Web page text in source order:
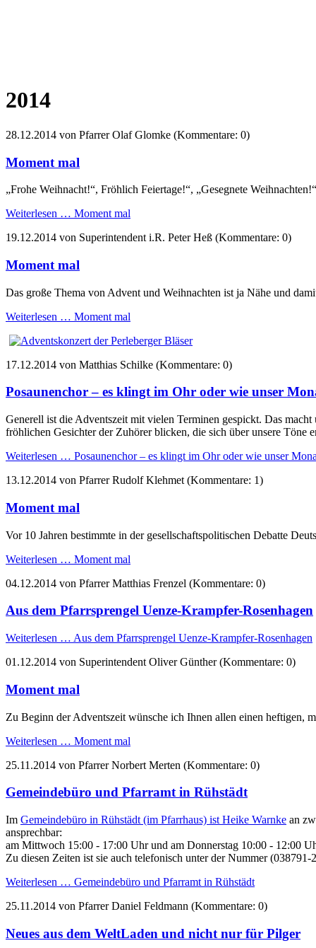
2014
28.12.2014 von Pfarrer Olaf Glomke (Kommentare: 0)
Moment mal
„Frohe Weihnacht!“, Fröhlich Feiertage!“, „Gesegnete
Weiterlesen … Moment mal
19.12.2014 von Superintendent i.R. Peter Heß (Kommentare: 0)
Moment mal
Das große Thema von Advent und Weihnachten ist ja Nähe und
Weiterlesen … Moment mal
17.12.2014 von Matthias Schilke (Kommentare: 0)
Posaunenchor – es klingt im Ohr oder wie unser
Generell ist die Adventszeit mit vielen Terminen gespickt. Das
fröhlichen Gesichter der Zuhörer blicken, die sich über unsere Töne
Weiterlesen … Posaunenchor – es klingt im Ohr oder wie unser
13.12.2014 von Pfarrer Rudolf Klehmet (Kommentare: 1)
Moment mal
Vor 10 Jahren bestimmte in der gesellschaftspolitischen Debatte
Weiterlesen … Moment mal
04.12.2014 von Pfarrer Matthias Frenzel (Kommentare: 0)
Aus dem Pfarrsprengel Uenze-Krampfer-Rosenhagen
Weiterlesen … Aus dem Pfarrsprengel Uenze-Krampfer-Rosenhagen
01.12.2014 von Superintendent Oliver Günther (Kommentare: 0)
Moment mal
Zu Beginn der Adventszeit wünsche ich Ihnen allen einen heftigen,
Weiterlesen … Moment mal
25.11.2014 von Pfarrer Norbert Merten (Kommentare: 0)
Gemeindebüro und Pfarramt in Rühstädt
Im Gemeindebüro in Rühstädt (im Pfarrhaus) ist Heike Warnke an
ansprechbar:
am Mittwoch 15:00 - 17:00 Uhr und am Donnerstag 10:00 - 12:00
Zu diesen Zeiten ist sie auch telefonisch unter der Nummer
Weiterlesen … Gemeindebüro und Pfarramt in Rühstädt
25.11.2014 von Pfarrer Daniel Feldmann (Kommentare: 0)
Neues aus dem WeltLaden und nicht nur für Pilger